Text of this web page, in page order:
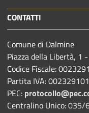
CONTATTI
Comune di Dalmine
Piazza della Libertà, 1
Codice Fiscale:
Partita IVA:
PEC:
Centralino Unico: 035/